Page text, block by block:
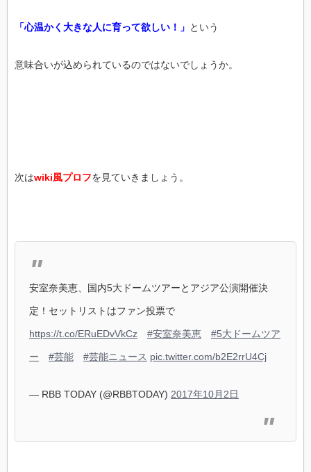
「心温かく大きな人に育って欲しい！」 という
意味合いが込められているのではないでしょうか。
次はwiki風プロフを見ていきましょう。
安室奈美恵、国内5大ドームツアーとアジア公演開催決
定！セットリストはファン投票で
https://t.co/ERuEDvVkCz #安室奈美恵 #5大ドームツア
ー #芸能 #芸能ニュース pic.twitter.com/b2E2rrU4Cj
— RBB TODAY (@RBBTODAY) 2017年10月2日